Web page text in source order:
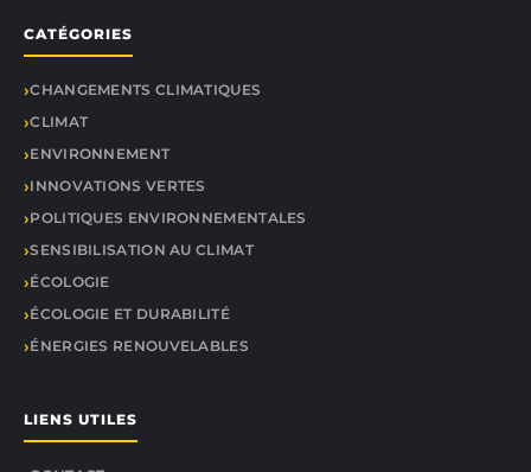
CATÉGORIES
CHANGEMENTS CLIMATIQUES
CLIMAT
ENVIRONNEMENT
INNOVATIONS VERTES
POLITIQUES ENVIRONNEMENTALES
SENSIBILISATION AU CLIMAT
ÉCOLOGIE
ÉCOLOGIE ET DURABILITÉ
ÉNERGIES RENOUVELABLES
LIENS UTILES